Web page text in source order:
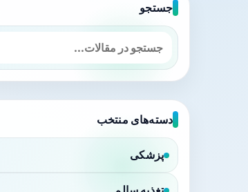
جستجو
دسته‌های منتخب
پزشکی